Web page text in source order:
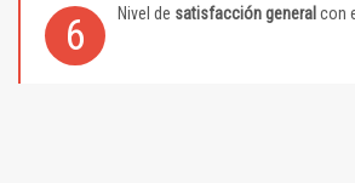
6 Nivel de satisfacción general con